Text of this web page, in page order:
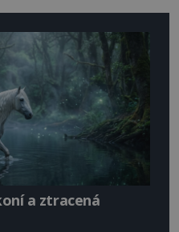
a ztracená